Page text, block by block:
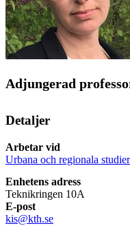
Adjungerad
Detaljer
Arbetar vid
Urbana och regionala studier
Enhetens adress
Teknikringen 10A
E-post
kis@kth.se